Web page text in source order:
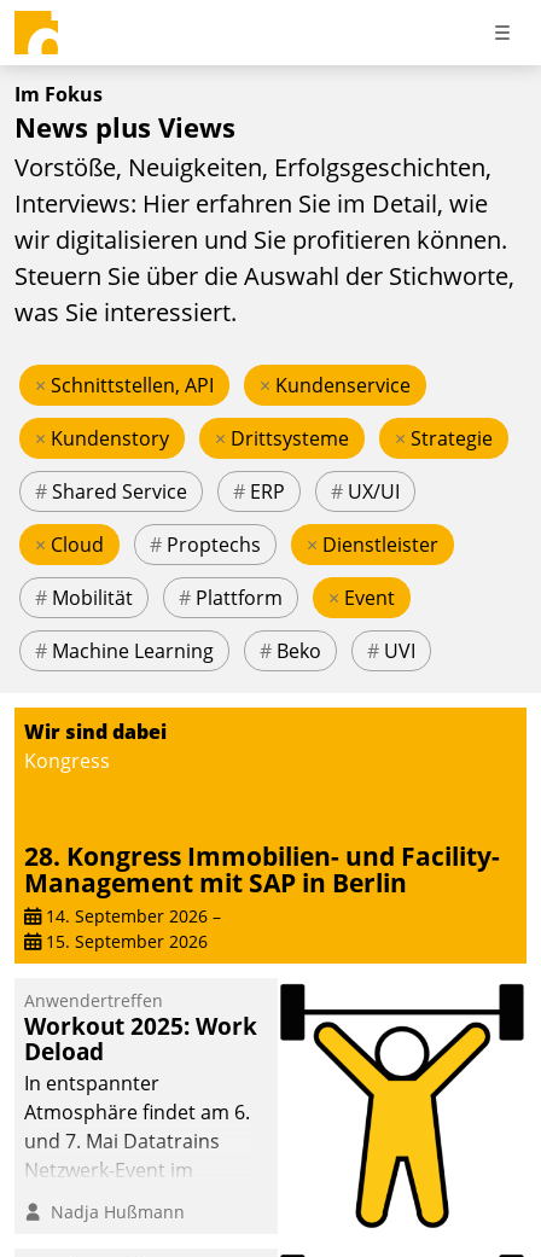
Im Fokus
News plus Views
Vorstöße, Neuigkeiten, Erfolgsgeschichten,
Interviews: Hier erfahren Sie im Detail, wie
wir digitalisieren und Sie profitieren können.
Steuern Sie über die Auswahl der Stichworte,
was Sie interessiert.
× Schnittstellen, API × Kundenservice
× Kundenstory × Drittsysteme × Strategie
#Shared Service # ERP # UX/UI
× Cloud # Proptechs × Dienstleister
# Mobilität # Plattform × Event
# Machine Learning # Beko # UVI
Wir sind dabei
Kongress
28. Kongress Immobilien- und Facility-
Management mit SAP in Berlin
14. September 2026 –
15. September 2026
Anwendertreffen
Workout 2025: Work
Deload
In entspannter
Atmosphäre findet am 6.
und 7. Mai Datatrains
Netzwerk-Event im
Kunden- und Partnerkreis
statt. Zentrale Frage: Wie
Nadja Hußmann